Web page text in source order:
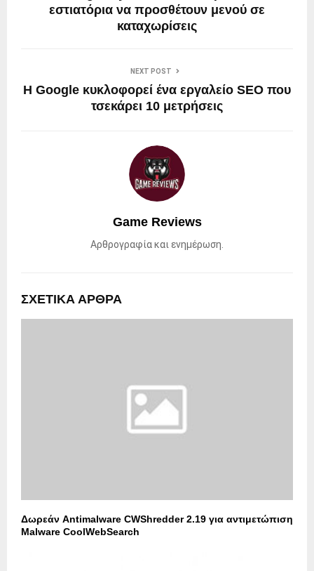
εστιατόρια να προσθέτουν μενού σε
καταχωρίσεις
NEXT POST
Η Google κυκλοφορεί ένα εργαλείο SEO που
τσεκάρει 10 μετρήσεις
Game Reviews
Αρθρογραφία και ενημέρωση.
ΣΧΕΤΙΚΑ ΑΡΘΡΑ
Δωρεάν Antimalware CWShredder 2.19 για αντιμετώπιση
Malware CoolWebSearch